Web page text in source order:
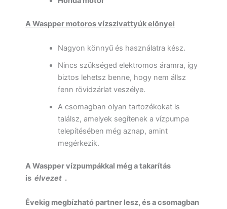
A Waspper motoros vízszivattyúk előnyei
Nagyon könnyű és használatra kész.
Nincs szükséged elektromos áramra, így
biztos lehetsz benne, hogy nem állsz
fenn rövidzárlat veszélye.
A csomagban olyan tartozékokat is
találsz, amelyek segítenek a vízpumpa
telepítésében még aznap, amint
megérkezik.
A Waspper vízpumpákkal még a takarítás
is élvezet .
Évekig megbízható partner lesz, és a csomagban